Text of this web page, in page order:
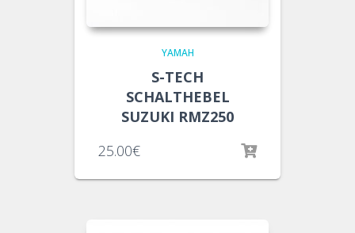
YAMAH
S-TECH
SCHALTHEBEL
SUZUKI RMZ250
25.00€